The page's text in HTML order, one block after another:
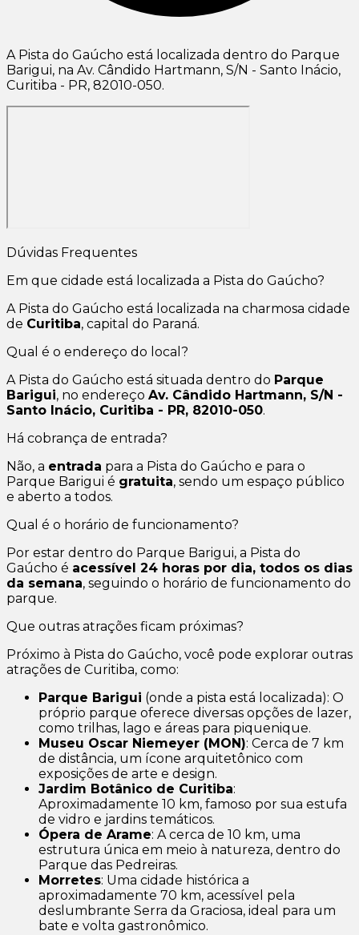
A Pista do Gaúcho está localizada dentro do Parque
Barigui, na Av. Cândido Hartmann, S/N - Santo Inácio,
Curitiba - PR, 82010-050.
Dúvidas Frequentes
Em que cidade está localizada a Pista do Gaúcho?
A Pista do Gaúcho está localizada na charmosa cidade
de Curitiba, capital do Paraná.
Qual é o endereço do local?
A Pista do Gaúcho está situada dentro do Parque
Barigui, no endereço Av. Cândido Hartmann, S/N -
Santo Inácio, Curitiba - PR, 82010-050.
Há cobrança de entrada?
Não, a entrada para a Pista do Gaúcho e para o
Parque Barigui é gratuita, sendo um espaço público
e aberto a todos.
Qual é o horário de funcionamento?
Por estar dentro do Parque Barigui, a Pista do
Gaúcho é acessível 24 horas por dia, todos os dias
da semana, seguindo o horário de funcionamento do
parque.
Que outras atrações ficam próximas?
Próximo à Pista do Gaúcho, você pode explorar outras
atrações de Curitiba, como:
Parque Barigui (onde a pista está localizada): O
próprio parque oferece diversas opções de lazer,
como trilhas, lago e áreas para piquenique.
Museu Oscar Niemeyer (MON): Cerca de 7 km
de distância, um ícone arquitetônico com
exposições de arte e design.
Jardim Botânico de Curitiba:
Aproximadamente 10 km, famoso por sua estufa
de vidro e jardins temáticos.
Ópera de Arame: A cerca de 10 km, uma
estrutura única em meio à natureza, dentro do
Parque das Pedreiras.
Morretes: Uma cidade histórica a
aproximadamente 70 km, acessível pela
deslumbrante Serra da Graciosa, ideal para um
bate e volta gastronômico.